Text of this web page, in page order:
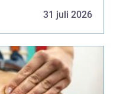
31 juli 2026